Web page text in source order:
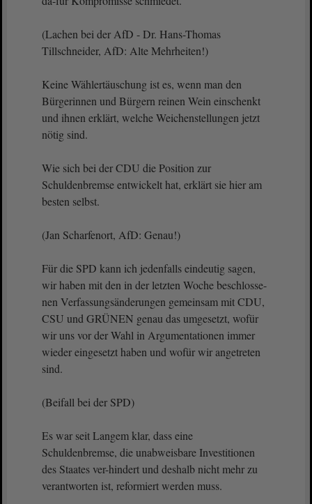
(Lachen bei der AfD - Dr. Hans-Thomas
Tillschneider, AfD: Alte Mehrheiten!)
Keine Wählertäuschung ist es, wenn man den
Bürgerinnen und Bürgern reinen Wein einschenkt
und ihnen erklärt, welche Weichenstellungen jetzt
nötig sind.
Wie sich bei der CDU die Position zur
Schuldenbremse entwickelt hat, erklärt sie hier am
besten selbst.
(Jan Scharfenort, AfD: Genau!)
Für die SPD kann ich jedenfalls eindeutig sagen,
wir haben mit den in der letzten Woche beschlosse-
nen Verfassungsänderungen gemeinsam mit CDU,
CSU und GRÜNEN genau das umgesetzt, wofür
wir uns vor der Wahl in Argumentationen immer
wieder eingesetzt haben und wofür wir angetreten
sind.
(Beifall bei der SPD)
Es war seit Langem klar, dass eine
Schuldenbremse, die unabweisbare Investitionen
des Staates ver-hindert und deshalb nicht mehr zu
verantworten ist, reformiert werden muss.